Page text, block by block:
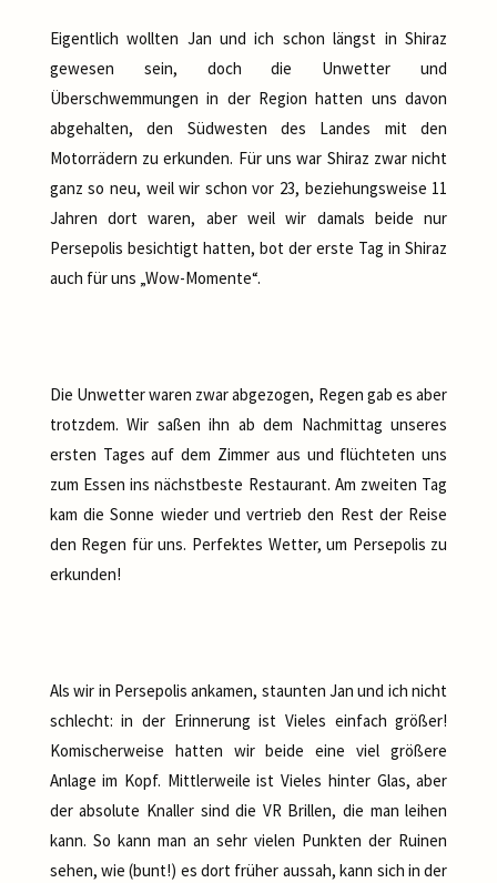
Eigentlich wollten Jan und ich schon längst in Shiraz
gewesen sein, doch die Unwetter und
Überschwemmungen in der Region hatten uns davon
abgehalten, den Südwesten des Landes mit den
Motorrädern zu erkunden. Für uns war Shiraz zwar nicht
ganz so neu, weil wir schon vor 23, beziehungsweise 11
Jahren dort waren, aber weil wir damals beide nur
Persepolis besichtigt hatten, bot der erste Tag in Shiraz
auch für uns „Wow-Momente“.
Die Unwetter waren zwar abgezogen, Regen gab es aber
trotzdem. Wir saßen ihn ab dem Nachmittag unseres
ersten Tages auf dem Zimmer aus und flüchteten uns
zum Essen ins nächstbeste Restaurant. Am zweiten Tag
kam die Sonne wieder und vertrieb den Rest der Reise
den Regen für uns. Perfektes Wetter, um Persepolis zu
erkunden!
Als wir in Persepolis ankamen, staunten Jan und ich nicht
schlecht: in der Erinnerung ist Vieles einfach größer!
Komischerweise hatten wir beide eine viel größere
Anlage im Kopf. Mittlerweile ist Vieles hinter Glas, aber
der absolute Knaller sind die VR Brillen, die man leihen
kann. So kann man an sehr vielen Punkten der Ruinen
sehen, wie (bunt!) es dort früher aussah, kann sich in der